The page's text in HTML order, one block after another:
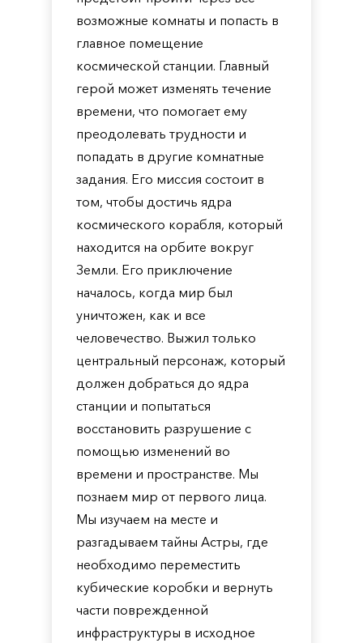
возможные комнаты и попасть в
главное помещение
космической станции. Главный
герой может изменять течение
времени, что помогает ему
преодолевать трудности и
попадать в другие комнатные
задания. Его миссия состоит в
том, чтобы достичь ядра
космического корабля, который
находится на орбите вокруг
Земли. Его приключение
началось, когда мир был
уничтожен, как и все
человечество. Выжил только
центральный персонаж, который
должен добраться до ядра
станции и попытаться
восстановить разрушение с
помощью изменений во
времени и пространстве. Мы
познаем мир от первого лица.
Мы изучаем на месте и
разгадываем тайны Астры, где
необходимо переместить
кубические коробки и вернуть
части поврежденной
инфраструктуры в исходное